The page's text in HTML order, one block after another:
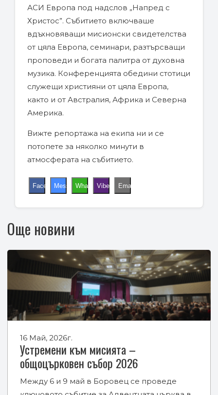
АСИ Европа под надслов „Напред с
Христос”. Събитието включваше
вдъхновяващи мисионски свидетелства
от цяла Европа, семинари, разтърсващи
проповеди и богата палитра от духовна
музика. Конференцията обедини стотици
служещи християни от цяла Европа,
както и от Австралия, Африка и Северна
Америка.
Вижте репортажа на екипа ни и се
потопете за няколко минути в
атмосферата на събитието.
FacebookMessengerWhatsApp
Viber Email
Още новини
16 Май, 2026г.
Устремени към мисията –
общоцърковен събор 2026
Между 6 и 9 май в Боровец се проведе